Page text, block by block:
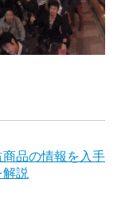
品の情報を入手
説